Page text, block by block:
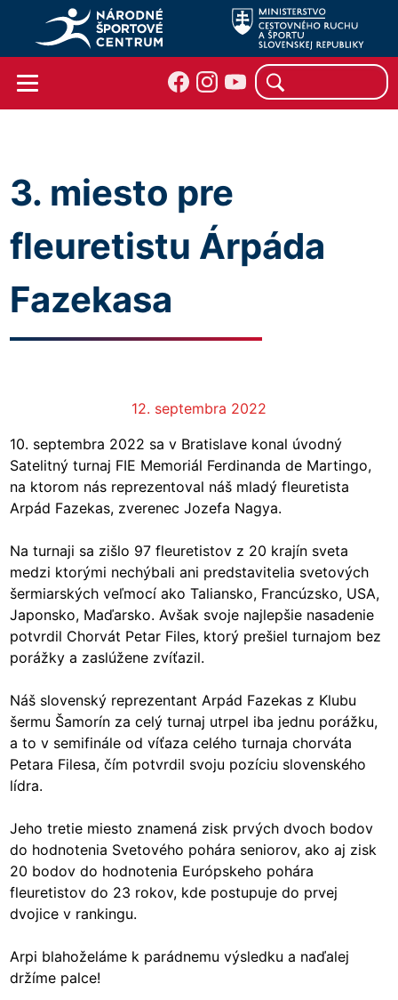
3. miesto pre
fleuretistu Árpáda
Fazekasa
12. septembra 2022
10. septembra 2022 sa v Bratislave konal úvodný
Satelitný turnaj FIE Memoriál Ferdinanda de Martingo,
na ktorom nás reprezentoval náš mladý fleuretista
Arpád Fazekas, zverenec Jozefa Nagya.
Na turnaji sa zišlo 97 fleuretistov z 20 krajín sveta
medzi ktorými nechýbali ani predstavitelia svetových
šermiarských veľmocí ako Taliansko, Francúzsko, USA,
Japonsko, Maďarsko. Avšak svoje najlepšie nasadenie
potvrdil Chorvát Petar Files, ktorý prešiel turnajom bez
porážky a zaslúžene zvíťazil.
Náš slovenský reprezentant Arpád Fazekas z Klubu
šermu Šamorín za celý turnaj utrpel iba jednu porážku,
a to v semifinále od víťaza celého turnaja chorváta
Petara Filesa, čím potvrdil svoju pozíciu slovenského
lídra.
Jeho tretie miesto znamená zisk prvých dvoch bodov
do hodnotenia Svetového pohára seniorov, ako aj zisk
20 bodov do hodnotenia Európskeho pohára
fleuretistov do 23 rokov, kde postupuje do prvej
dvojice v rankingu.
Arpi blahoželáme k parádnemu výsledku a naďalej
držíme palce!